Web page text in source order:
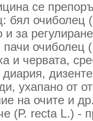
се
бял очиболец
за
очиболец
и червата,
ухапано от
на очите и
(Р. recta L.) -